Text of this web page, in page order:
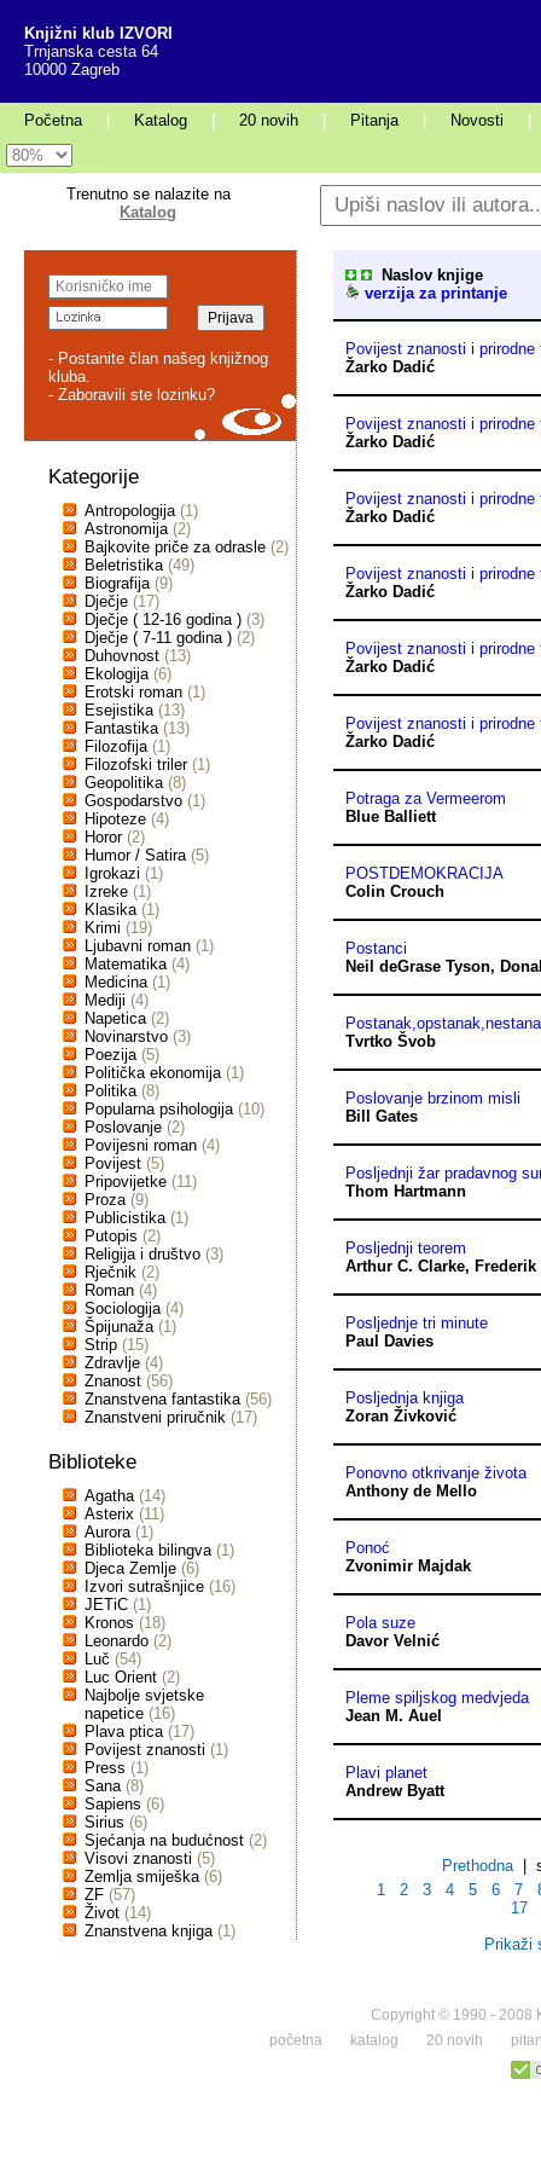
Knjižni klub IZVORI
Trnjanska cesta 64
10000 Zagreb
Početna Katalog 20 novih Pitanja Novosti
Trenutno se nalazite na
Katalog
- Postanite član našeg knjižnog
kluba.
- Zaboravili ste lozinku?
Kategorije
Antropologija (1)
Astronomija (2)
Bajkovite priče za odrasle (2)
Beletristika (49)
Biografija (9)
Dječje (17)
Dječje ( 12-16 godina ) (3)
Dječje ( 7-11 godina ) (2)
Duhovnost (13)
Ekologija (6)
Erotski roman (1)
Esejistika (13)
Fantastika (13)
Filozofija (1)
Filozofski triler (1)
Geopolitika (8)
Gospodarstvo (1)
Hipoteze (4)
Horor (2)
Humor / Satira (5)
Igrokazi (1)
Izreke (1)
Klasika (1)
Krimi (19)
Ljubavni roman (1)
Matematika (4)
Medicina (1)
Mediji (4)
Napetica (2)
Novinarstvo (3)
Poezija (5)
Politička ekonomija (1)
Politika (8)
Popularna psihologija (10)
Poslovanje (2)
Povijesni roman (4)
Povijest (5)
Pripovijetke (11)
Proza (9)
Publicistika (1)
Putopis (2)
Religija i društvo (3)
Rječnik (2)
Roman (4)
Sociologija (4)
Špijunaža (1)
Strip (15)
Zdravlje (4)
Znanost (56)
Znanstvena fantastika (56)
Znanstveni priručnik (17)
Biblioteke
Agatha (14)
Asterix (11)
Aurora (1)
Biblioteka bilingva (1)
Djeca Zemlje (6)
Izvori sutrašnjice (16)
JETiC (1)
Kronos (18)
Leonardo (2)
Luč (54)
Luc Orient (2)
Najbolje svjetske
napetice (16)
Plava ptica (17)
Povijest znanosti (1)
Press (1)
Sana (8)
Sapiens (6)
Sirius (6)
Sjećanja na budućnost (2)
Visovi znanosti (5)
Zemlja smiješka (6)
ZF (57)
Život (14)
Znanstvena knjiga (1)
Naslov knjige
verzija za printanje
Povijest znanosti i
Žarko Dadić
Povijest znanosti i
Žarko Dadić
Povijest znanosti i
Žarko Dadić
Povijest znanosti i
Žarko Dadić
Povijest znanosti i
Žarko Dadić
Povijest znanosti i
Žarko Dadić
Potraga za Vermeerom
Blue Balliett
POSTDEMOKRACIJA
Colin Crouch
Postanci
Neil deGrase Tyson,
Tvrtko Švob
Poslovanje brzinom misli
Bill Gates
Posljednji žar pradavnog
Thom Hartmann
Posljednji teorem
Arthur C. Clarke,
Posljednje tri minute
Paul Davies
Posljednja knjiga
Zoran Živković
Ponovno otkrivanje života
Anthony de Mello
Ponoć
Zvonimir Majdak
Pola suze
Davor Velnić
Pleme spiljskog medvjeda
Jean M. Auel
Plavi planet
Andrew Byatt
Prethodna|
1
2 3 4 5 6 7
17
Prikaži
Copyright © 1990 - 2008
početna
katalog 20 novih